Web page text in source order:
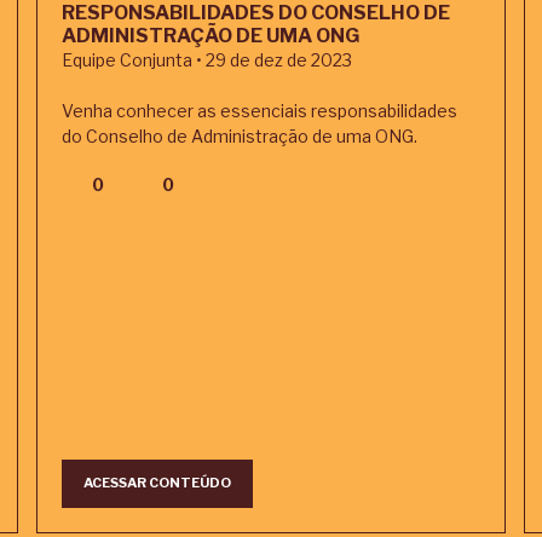
RESPONSABILIDADES DO CONSELHO DE
ADMINISTRAÇÃO DE UMA ONG
Equipe Conjunta • 29 de dez de 2023
Venha conhecer as essenciais responsabilidades
do Conselho de Administração de uma ONG.
0 0
ACESSAR CONTEÚDO